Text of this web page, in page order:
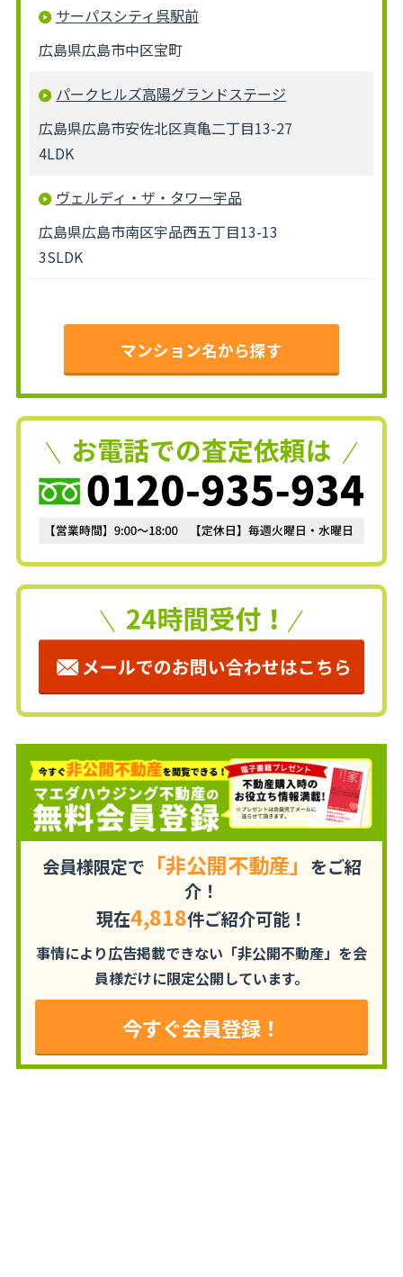
サーパスシティ呉駅前
広島県広島市中区宝町
パークヒルズ高陽グランドステージ
広島県広島市安佐北区真亀二丁目13-27
4LDK
ヴェルディ・ザ・タワー宇品
広島県広島市南区宇品西五丁目13-13
3SLDK
マンション名から探す
会員様限定で 「非公開不動産」 をご紹
介！
現在4,818件ご紹介可能！
事情により広告掲載できない「非公開不動産」を会
員様だけに限定公開しています。
今すぐ会員登録！